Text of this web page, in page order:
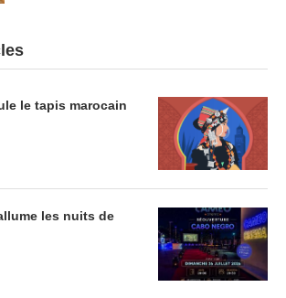
le tapis marocain
les nuits de